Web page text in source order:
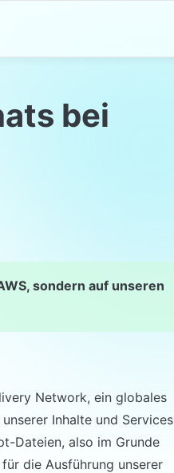
bei
sondern auf unseren
Network, ein globales
Inhalte und Services
Dateien, also im Grunde
die Ausführung unserer